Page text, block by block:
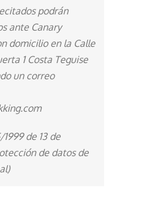
podrán
ante Canary
domicilio en la Calle
1 Costa Teguise
un correo
de 13 de
de datos de